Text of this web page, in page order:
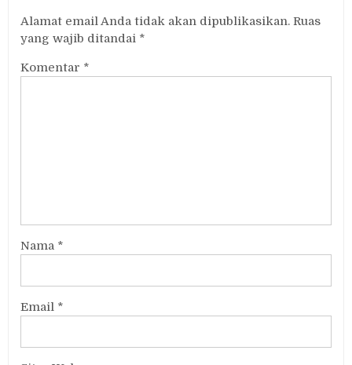
Alamat email Anda tidak akan dipublikasikan. Ruas
yang wajib ditandai *
Komentar *
Nama *
Email *